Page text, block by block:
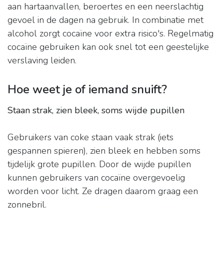
aan hartaanvallen, beroertes en een neerslachtig
gevoel in de dagen na gebruik. In combinatie met
alcohol zorgt cocaïne voor extra risico's. Regelmatig
cocaïne gebruiken kan ook snel tot een geestelijke
verslaving leiden.
Hoe weet je of iemand snuift?
Staan strak, zien bleek, soms wijde pupillen
Gebruikers van coke staan vaak strak (iets
gespannen spieren), zien bleek en hebben soms
tijdelijk grote pupillen. Door de wijde pupillen
kunnen gebruikers van cocaïne overgevoelig
worden voor licht. Ze dragen daarom graag een
zonnebril.